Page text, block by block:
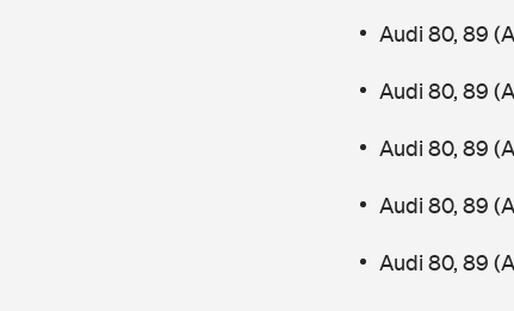
Audi 80, 89
Audi 80, 89
Audi 80, 89
Audi 80, 89
Audi 80, 89